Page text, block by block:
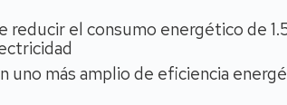
el consumo energético de
uno más amplio de eficiencia